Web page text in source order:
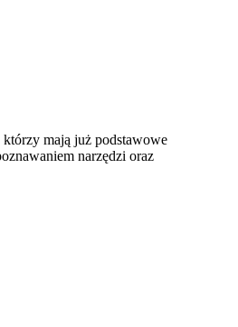
którzy mają już podstawowe
narzędzi oraz